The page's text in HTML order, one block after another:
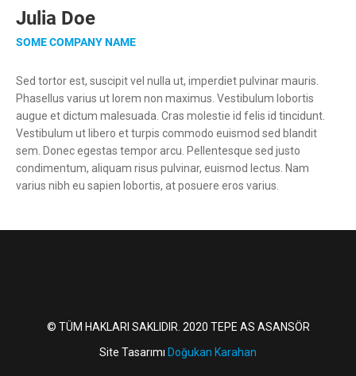
Julia Doe
SOME COMPANY NAME
Sed tortor est, suscipit vel nulla ut, imperdiet pulvinar mauris.
Phasellus varius ut lorem non maximus. Vestibulum lobortis
augue et dictum malesuada. Cras molestie id felis id tincidunt.
Vestibulum ut libero et turpis commodo euismod sed blandit
sem. Donec egestas tempor arcu. Pellentesque sed justo
condimentum, aliquam risus pulvinar, euismod lectus. Nam
varius nibh eu sapien lobortis, at posuere eros varius.
© TÜM HAKLARI SAKLIDIR. 2020 TEPE AS ASANSÖR
Site Tasarımı Doğukan Karahan